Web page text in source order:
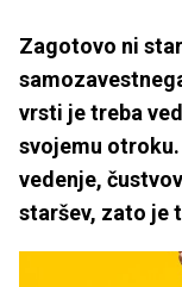
Zagotovo ni
vrsti je treba
svojemu
vedenje,
staršev, zato je